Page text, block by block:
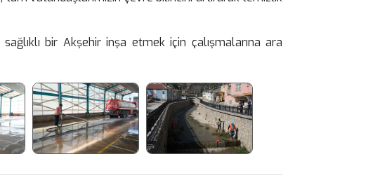
bir Akşehir inşa etmek için çalışmalarına ara